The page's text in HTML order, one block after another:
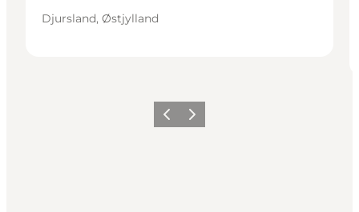
Djursland, Østjylland
ForrigeNæste